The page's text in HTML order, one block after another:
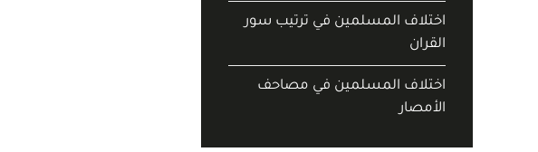
اختلاف المسلمين في ترتيب سور
القران
اختلاف المسلمين في مصاحف
الأمصار